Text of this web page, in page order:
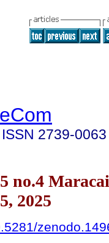
ISSN 2739-0063
no.4
2025